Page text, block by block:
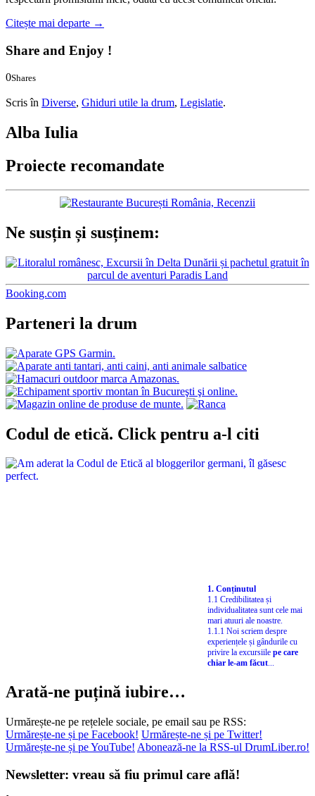
Citește mai departe →
Share and Enjoy !
0Shares
Scris în Diverse, Ghiduri utile la drum, Legislatie.
Alba Iulia
Proiecte recomandate
Ne susțin și susținem:
Booking.com
Parteneri la drum
Codul de etică. Click pentru a-l citi
1. Conținutul
1.1 Credibilitatea și
individualitatea sunt cele mai
mari atuuri ale noastre.
1.1.1 Noi scriem despre
experiențele și gândurile cu
privire la excursiile pe care
chiar le-am făcut...
Arată-ne puțină iubire…
Urmărește-ne pe rețelele sociale, pe email sau pe RSS:
Urmărește-ne și pe Facebook! Urmărește-ne și pe Twitter!
Urmărește-ne și pe YouTube! Abonează-ne la RSS-ul DrumLiber.ro!
Newsletter: vreau să fiu primul care află!